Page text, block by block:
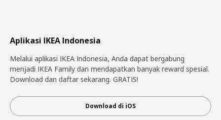
Aplikasi IKEA Indonesia
Melalui aplikasi IKEA Indonesia, Anda dapat bergabung
menjadi IKEA Family dan mendapatkan banyak reward spesial.
Download dan daftar sekarang. GRATIS!
Download di iOS